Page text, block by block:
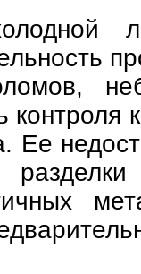
Ее